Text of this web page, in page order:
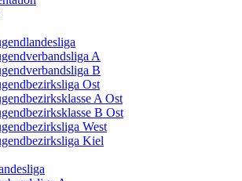
A
B
Ost
A Ost
B Ost
West
Kiel